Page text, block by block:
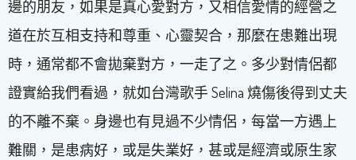
邊的朋友，如果是真心愛對方，又相信愛情的經營之
道在於互相支持和尊重、心靈契合，那麼在患難出現
時，通常都不會拋棄對方，一走了之。多少對情侶都
證實給我們看過，就如台灣歌手 Selina 燒傷後得到丈夫
的不離不棄。身邊也有見過不少情侶，每當一方遇上
難關，是患病好，或是失業好，甚或是經濟或原生家